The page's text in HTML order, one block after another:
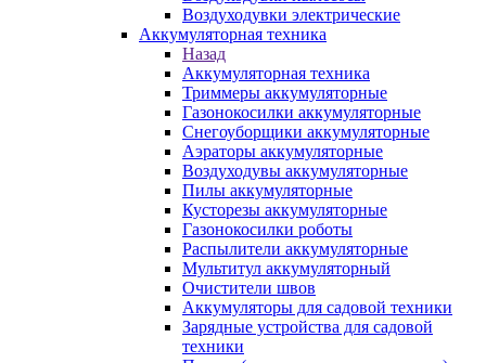
Воздуходувки электрические
Аккумуляторная техника
Назад
Аккумуляторная техника
Триммеры аккумуляторные
Газонокосилки аккумуляторные
Снегоуборщики аккумуляторные
Аэраторы аккумуляторные
Воздуходувы аккумуляторные
Пилы аккумуляторные
Кусторезы аккумуляторные
Газонокосилки роботы
Распылители аккумуляторные
Мультитул аккумуляторный
Очистители швов
Аккумуляторы для садовой техники
Зарядные устройства для садовой
техники